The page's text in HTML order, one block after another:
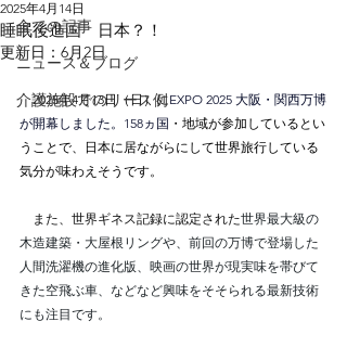
全ての記事
ニュース＆ブログ
介護施設でのリース例
睡眠後進国 日本？！
2025年4月14日
更新日： 6月2日
2025年4月13日（日）にEXPO 2025 大阪・関西万博
が開幕しました。158ヵ国 ・地域が参加しているとい
うことで、日本に居ながらにして世界旅行している
気分が味わえそうです。
また、世界ギネス記録に認定された世界最大級の
木造建築・大屋根リングや、前回の万博で登場した
人間洗濯機の進化版、映画の世界が現実味を帯びて
きた空飛ぶ車、などなど興味をそそられる最新技術
にも注目です。